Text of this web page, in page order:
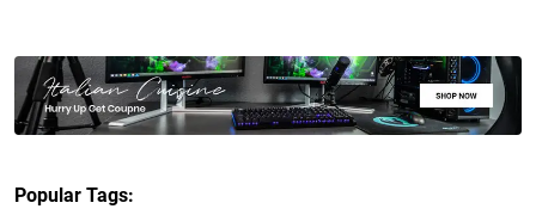
Popular Tags: